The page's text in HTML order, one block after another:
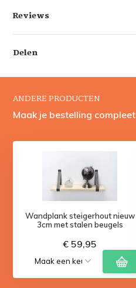
Reviews
Delen
ANDERE PRODUCTEN
Maak je bestelling compleet
Wandplank steigerhout nieuw
3cm met stalen beugels
€ 59,95